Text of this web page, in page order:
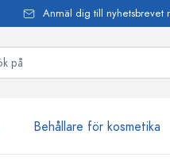
Anmäl dig till nyhetsbrevet
Behållare för kosmetika